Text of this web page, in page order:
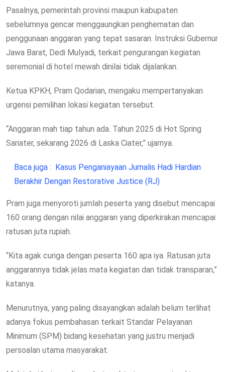
Pasalnya, pemerintah provinsi maupun kabupaten
sebelumnya gencar menggaungkan penghematan dan
penggunaan anggaran yang tepat sasaran. Instruksi Gubernur
Jawa Barat, Dedi Mulyadi, terkait pengurangan kegiatan
seremonial di hotel mewah dinilai tidak dijalankan.
Ketua KPKH, Pram Qodarian, mengaku mempertanyakan
urgensi pemilihan lokasi kegiatan tersebut.
“Anggaran mah tiap tahun ada. Tahun 2025 di Hot Spring
Sariater, sekarang 2026 di Laska Ciater,” ujarnya.
Baca juga : Kasus Penganiayaan Jurnalis Hadi Hardian
Berakhir Dengan Restorative Justice (RJ)
Pram juga menyoroti jumlah peserta yang disebut mencapai
160 orang dengan nilai anggaran yang diperkirakan mencapai
ratusan juta rupiah.
“Kita agak curiga dengan peserta 160 apa iya. Ratusan juta
anggarannya tidak jelas mata kegiatan dan tidak transparan,”
katanya.
Menurutnya, yang paling disayangkan adalah belum terlihat
adanya fokus pembahasan terkait Standar Pelayanan
Minimum (SPM) bidang kesehatan yang justru menjadi
persoalan utama masyarakat.